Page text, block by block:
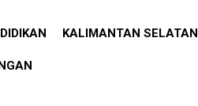
KALIMANTAN SELATAN